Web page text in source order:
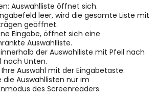
Auswahlliste öffnet sich.
leer, wird die gesamte Liste mit
geöffnet.
Eingabe, öffnet sich eine
Auswahlliste.
der Auswahlliste mit Pfeil nach
nach Unten.
Auswahl mit der Eingabetaste.
die Auswahllisten nur im
des Screenreaders.